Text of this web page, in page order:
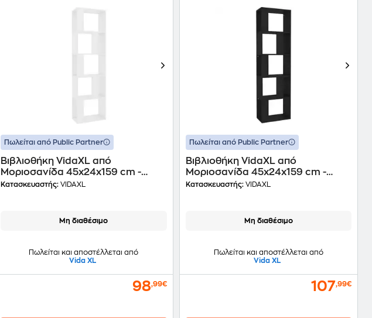
Πωλείται από Public Partner
Βιβλιοθήκη VidaXL από
Μοριοσανίδα 45x24x159 cm -
Λευκό
Κατασκευαστής: VIDAXL
Μη διαθέσιμο
Πωλείται και αποστέλλεται από
Vida XL
98,99€
Πωλείται από Public Partner
Βιβλιοθήκη VidaXL από
Μοριοσανίδα 45x24x159 cm -
Μαύρο
Κατασκευαστής:VIDAXL
Μη διαθέσιμο
Πωλείται και αποστέλλεται από
Vida XL
107,99€